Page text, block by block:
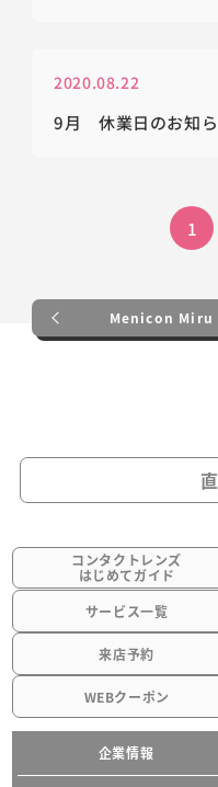
2020.08.22
9月 休業日のお知
1
Menicon Miru
コンタクトレンズ
はじめてガイド
サービス一覧
来店予約
WEBクーポン
企業情報